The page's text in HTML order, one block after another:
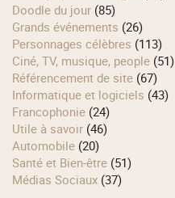
Doodle du jour (85)
Grands événements (26)
Personnages célèbres (113)
Ciné, TV, musique, people (51)
Référencement de site (67)
Informatique et logiciels (43)
Francophonie (24)
Utile à savoir (46)
Automobile (20)
Santé et Bien-être (51)
Médias Sociaux (37)